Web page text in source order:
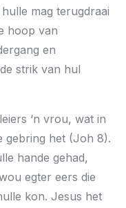
mag terugdraai
hoop van
en
strik van hul
‘n vrou, wat in
gebring het (Joh 8).
hande gehad,
egter eers die
kon. Jesus het